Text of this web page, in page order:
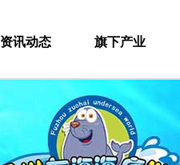
资讯动态 旗下产业